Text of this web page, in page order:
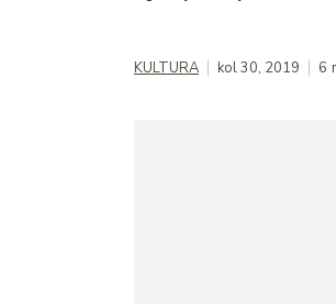
KULTURA kol 30, 2019 6